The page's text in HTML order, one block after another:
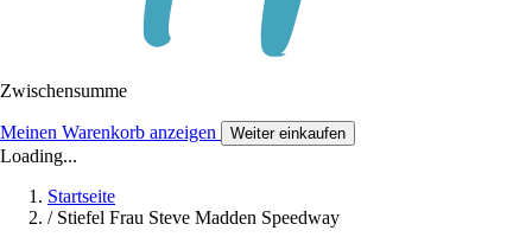
Zwischensumme
Meinen Warenkorb anzeigen Weiter einkaufen
Loading...
Startseite
/ Stiefel Frau Steve Madden Speedway